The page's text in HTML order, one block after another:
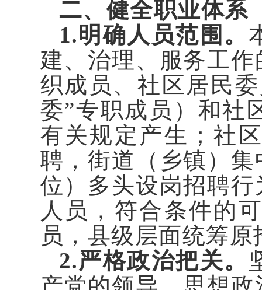
二、健全职业体系
1.明确人员范围。
建、治理、服务工
织成员、社区居民
委”专职成员）和社
有关规定产生；社
聘，街道（乡镇）
位）多头设岗招聘
人员，符合条件的
员，县级层面统筹
2.严格政治把关。